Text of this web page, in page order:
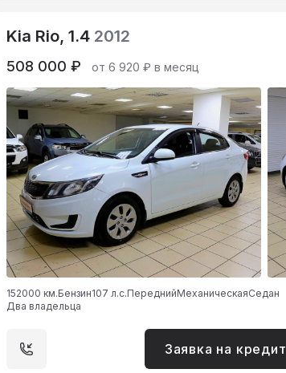
Kia Rio, 1.4 2012
508 000 ₽ от 6 920 ₽ в месяц
152000 км.Бензин107 л.с.ПереднийМеханическаяСедан
Два владельца
Заявка на кредит